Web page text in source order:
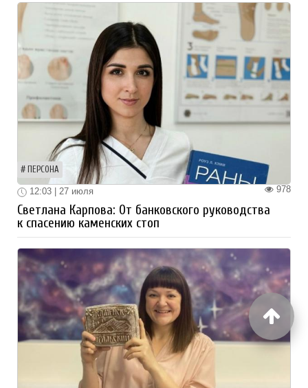
ПЕРСОНА
978
12:03 | 27 июля
Светлана Карпова: От банковского руководства
к спасению каменских стоп